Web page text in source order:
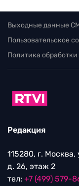
Выходные данные
Пользовательское
Политика
Редакция
115280, г.
д. 26, этаж 2
тел: +7 (499) 579-